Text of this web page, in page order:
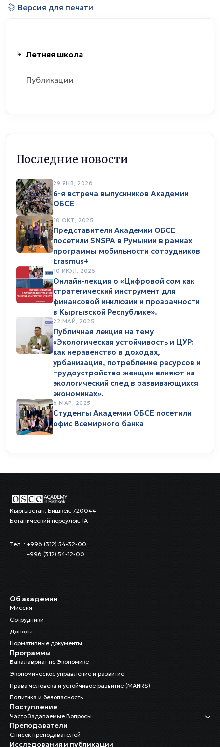
⎙ Версия для печати
Летняя школа
Публикации
Последние новости
29 ЯНВ, 2026
6-я встреча выпускников Академии
ОБСЕ
10 ОКТ, 2025
Представители Академии ОБСЕ
посетили SNSPA в Румынии в рамках
программы мобильности сотрудников
Erasmus+
10 ИЮЛ, 2025
Онлайн-лекция о «Цифровой сом как
стратегический инструмент для
финансовой инклюзии и прозрачности
в Кыргызской Республике».
22 МАЙ, 2025
Публичная лекция на тему
«Экологическая устойчивость и ЦУР:
как неравенство в доходах,
урбанизация, потребление ресурсов и
трудоустройство женщин влияют на
экологический след в развивающихся
экономиках».
6 МАР, 2025
Студенты Академии ОБСЕ посетили
офис Всемирного банка
Кыргызстан, Бишкек, 720044
Ботанический переулок, 1А
Тел..: +996 (312) 54-32-00
+996 (312) 54-12-00
Об академии
Миссия
Сотрудники
Доноры
Нормативные документы
Программы
Бакалавриат по Экономике
Экономическое управление и развитие
Права человека и устойчивое развитие (MAHRS)
Политика и безопасность
Поступление
Часто Задаваемые Вопросы
Преподаватели
Список преподавателей
Исследования и публикации